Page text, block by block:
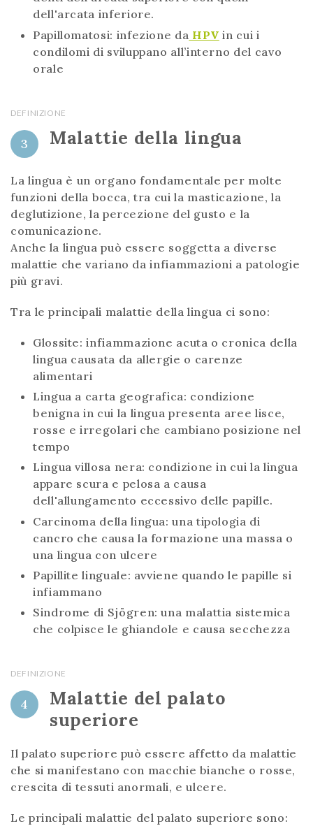
dell'arcata inferiore.
Papillomatosi: infezione da HPV in cui i
condilomi di sviluppano all’interno del cavo
orale
DEFINIZIONE
3 Malattie della lingua
La lingua è un organo fondamentale per molte
funzioni della bocca, tra cui la masticazione, la
deglutizione, la percezione del gusto e la
comunicazione.
Anche la lingua può essere soggetta a diverse
malattie che variano da infiammazioni a patologie
più gravi.
Tra le principali malattie della lingua ci sono:
Glossite: infiammazione acuta o cronica della
lingua causata da allergie o carenze
alimentari
Lingua a carta geografica: condizione
benigna in cui la lingua presenta aree lisce,
rosse e irregolari che cambiano posizione nel
tempo
Lingua villosa nera: condizione in cui la lingua
appare scura e pelosa a causa
dell'allungamento eccessivo delle papille.
Carcinoma della lingua: una tipologia di
cancro che causa la formazione una massa o
una lingua con ulcere
Papillite linguale: avviene quando le papille si
infiammano
Sindrome di Sjögren: una malattia sistemica
che colpisce le ghiandole e causa secchezza
DEFINIZIONE
4
Malattie del palato
superiore
Il palato superiore può essere affetto da malattie
che si manifestano con macchie bianche o rosse,
crescita di tessuti anormali, e ulcere.
Le principali malattie del palato superiore sono: